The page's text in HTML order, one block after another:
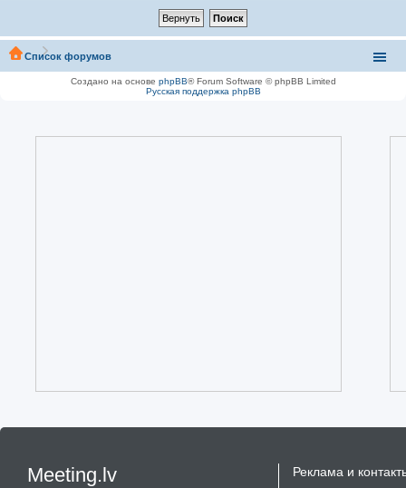
Список форумов
Создано на основе phpBB® Forum Software © phpBB Limited
Русская поддержка phpBB
Meeting.lv
Реклама и